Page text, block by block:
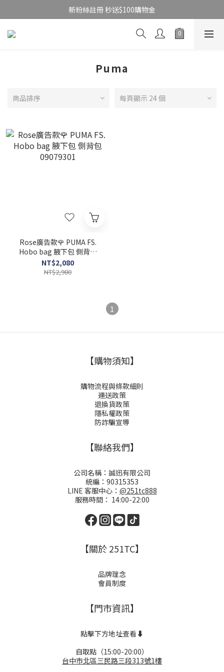
新粉絲註冊 秒送$100購物金
Puma
商品排序 每頁顯示 24 個
Rose廣告款🌹 PUMA FS.
Hobo bag 腋下包 側背包
09079301
NT$2,080
NT$2,980
1
【購物須知】
購物流程與條款細則
運送政策
退換貨政策
隱私權政策
防詐騙宣導
【聯絡我們】
公司名稱：誠迅有限公司
統編：90315353
LINE 客服中心： @251tc888
服務時間： 14:00-22:00
【關於 251TC】
品牌理念
會員制度
【門市資訊】
點擊下方地址查看⬇️
自取點（15:00-20:00）
台中市北區三民路三段313號1樓